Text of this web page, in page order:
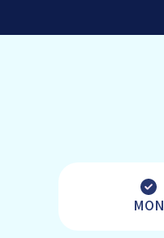
MON